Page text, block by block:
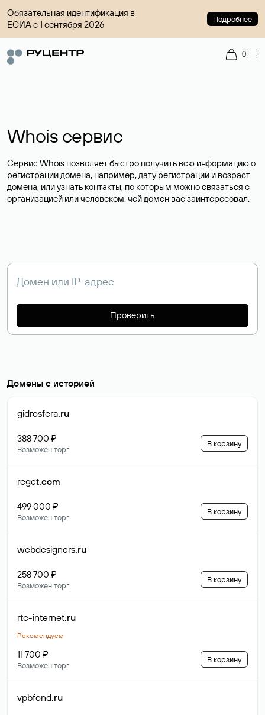
Обязательная идентификация в
ЕСИА с 1 сентября 2026
Подробнее
0
Whois сервис
Сервис Whois позволяет быстро получить всю информацию о
регистрации домена, например, дату регистрации и возраст
домена, или узнать контакты, по которым можно связаться с
организацией или человеком, чей домен вас заинтересовал.
Проверить
Домены с историей
gidrosfera.ru
388 700 ₽
Возможен торг
В корзину
reget.com
499 000 ₽
Возможен торг
В корзину
webdesigners.ru
258 700 ₽
Возможен торг
В корзину
rtc-internet.ru
Рекомендуем
11 700 ₽
Возможен торг
В корзину
vpbfond.ru